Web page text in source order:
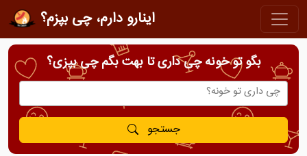
اینارو دارم، چی بپزم؟
بگو تو خونه چی داری تا بهت بگم چی بپزی؟
جستجو